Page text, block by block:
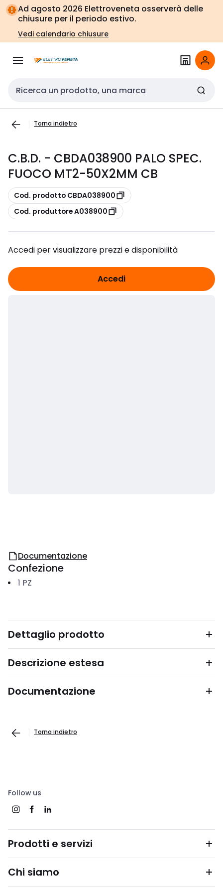
Vai alla
navigazione
Vai
alla
pagina
Ad agosto 2026 Elettroveneta osserverà delle
chiusure per il periodo estivo.
Vedi calendario chiusure
Cerca input
Torna indietro
C.B.D. - CBDA038900 PALO SPEC.
FUOCO MT2-50X2MM CB
copia
Cod. prodotto CBDA038900
copia
Cod. produttore A038900
Accedi per visualizzare prezzi e disponibilità
Accedi
Documentazione
Confezione
1 PZ
Dettaglio prodotto
Descrizione estesa
Documentazione
Torna indietro
Follow us
Prodotti e servizi
Chi siamo